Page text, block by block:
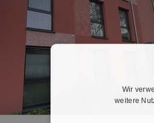
Wir
weitere